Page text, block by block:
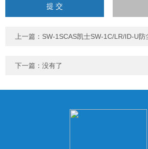
字），如：三加四=7
上一篇： SW-1SCAS凯士SW-1C/LR/ID-U防
下一篇：没有了